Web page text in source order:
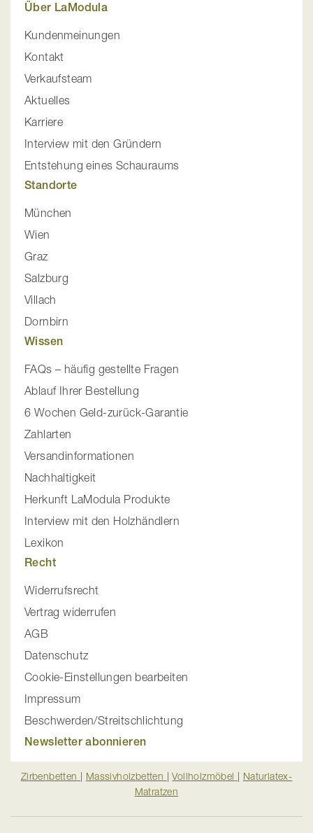
Über LaModula
Kundenmeinungen
Kontakt
Verkaufsteam
Aktuelles
Karriere
Interview mit den Gründern
Entstehung eines Schauraums
Standorte
München
Wien
Graz
Salzburg
Villach
Dornbirn
Wissen
FAQs – häufig gestellte Fragen
Ablauf Ihrer Bestellung
6 Wochen Geld-zurück-Garantie
Zahlarten
Versandinformationen
Nachhaltigkeit
Herkunft LaModula Produkte
Interview mit den Holzhändlern
Lexikon
Recht
Widerrufsrecht
Vertrag widerrufen
AGB
Datenschutz
Cookie-Einstellungen bearbeiten
Impressum
Beschwerden/Streitschlichtung
Newsletter abonnieren
Zirbenbetten | Massivholzbetten |Vollholzmöbel | Naturlatex-
Matratzen